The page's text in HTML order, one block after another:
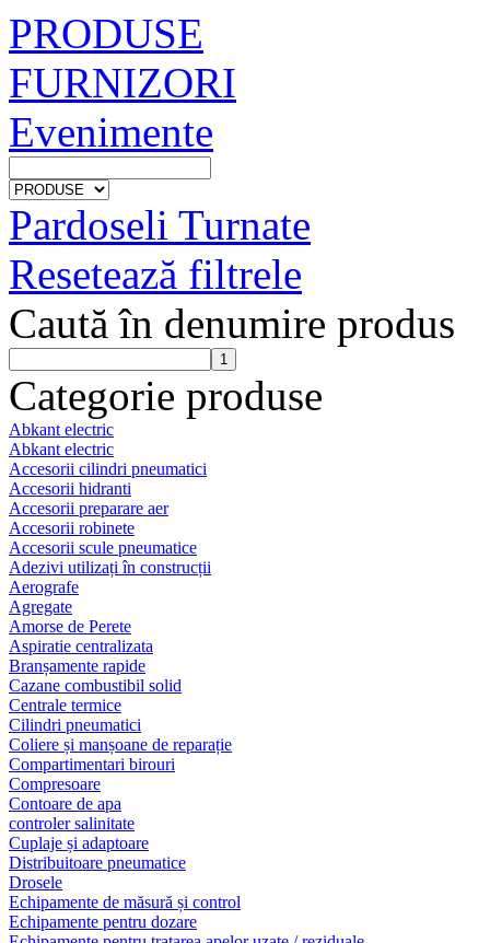
PRODUSE
FURNIZORI
Evenimente
Pardoseli Turnate
Resetează filtrele
Caută în denumire produs
Categorie produse
Abkant electric
Abkant electric
Accesorii cilindri pneumatici
Accesorii hidranti
Accesorii preparare aer
Accesorii robinete
Accesorii scule pneumatice
Adezivi utilizați în construcții
Aerografe
Agregate
Amorse de Perete
Aspiratie centralizata
Branșamente rapide
Cazane combustibil solid
Centrale termice
Cilindri pneumatici
Coliere și manșoane de reparație
Compartimentari birouri
Compresoare
Contoare de apa
controler salinitate
Cuplaje și adaptoare
Distribuitoare pneumatice
Drosele
Echipamente de măsură și control
Echipamente pentru dozare